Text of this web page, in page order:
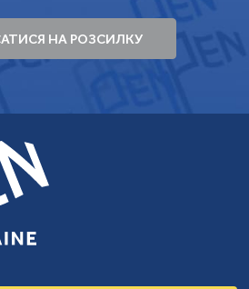
НА РОЗСИЛКУ